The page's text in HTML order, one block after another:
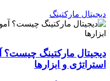
دیجیتال مارکتینگ
دیجیتال مارکتینگ چیست؟
استراتژی و ابزارها